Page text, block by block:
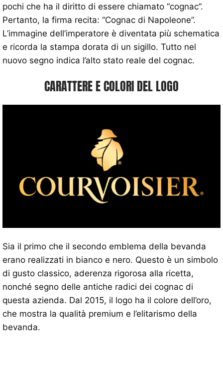
pochi che ha il diritto di essere chiamato “cognac”.
Pertanto, la firma recita: “Cognac di Napoleone”.
L’immagine dell’imperatore è diventata più schematica
e ricorda la stampa dorata di un sigillo. Tutto nel
nuovo segno indica l’alto stato reale del cognac.
CARATTERE E COLORI DEL LOGO
Sia il primo che il secondo emblema della bevanda
erano realizzati in bianco e nero. Questo è un simbolo
di gusto classico, aderenza rigorosa alla ricetta,
nonché segno delle antiche radici dei cognac di
questa azienda. Dal 2015, il logo ha il colore dell’oro,
che mostra la qualità premium e l’elitarismo della
bevanda.